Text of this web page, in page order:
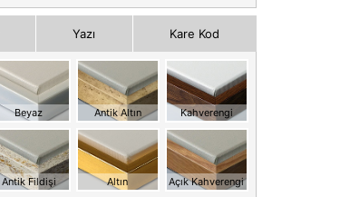
Yazı Kare Kod
Beyaz Antik Altın Kahverengi
Antik Fildişi Altın Açık Kahverengi